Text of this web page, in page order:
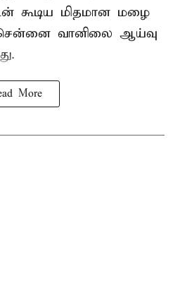
கூடிய மிதமான மழை
சென்னை வானிலை ஆய்வு
More